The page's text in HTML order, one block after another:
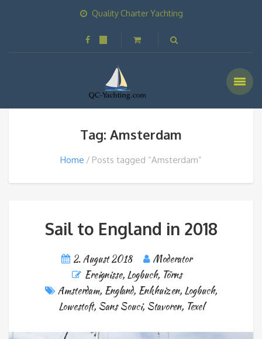
Quality Charter Yachting
Tag: Amsterdam
Home Posts tagged “Amsterdam”
Sail to England in 2018
2. August 2018
Moderator
Ereignisse, Logbuch, Törns
Amsterdam, England, Enkhuizen, Logbuch,
Lowestoft, Sans Souci, Stavoren, Texel